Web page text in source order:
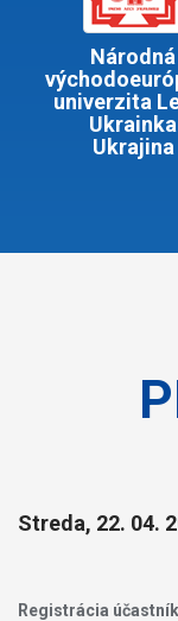
Národná
univerzita
Ukrainka
Ukrajina
Streda, 22. 04.
Registrácia